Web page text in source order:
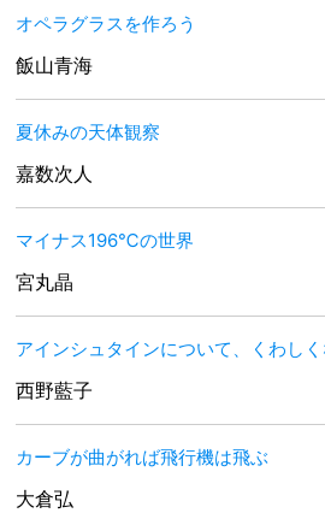
オペラグラスを作ろう
飯山青海
夏休みの天体観察
嘉数次人
マイナス196℃の世界
宮丸晶
アインシュタインについて、くわしく
西野藍子
カーブが曲がれば飛行機は飛ぶ
大倉弘